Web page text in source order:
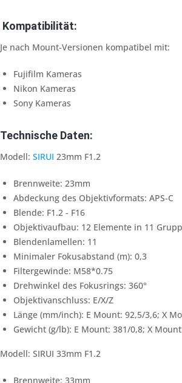
Kompatibilität:
Je nach Mount-Versionen kompatibel mit:
Fujifilm Kameras
Nikon Kameras
Sony Kameras
Technische Daten:
Modell: SIRUI 23mm F1.2
Brennweite: 23mm
Abdeckung des Objektivformats: APS-C
Blende: F1.2 - F16
Objektivaufbau: 12 Elemente in 11
Blendenlamellen: 11
Minimaler Fokusabstand (m): 0,3
Filtergewinde: M58*0.75
Drehwinkel des Fokusrings: 360°
Objektivanschluss: E/X/Z
Länge (mm/inch): E Mount: 92,5/3,6; X
Gewicht (g/lb): E Mount: 381/0,8; X
Modell: SIRUI 33mm F1.2
Brennweite: 33mm